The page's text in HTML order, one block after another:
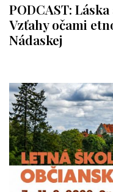
PODCAST:
Vzťahy očami
Nádaskej